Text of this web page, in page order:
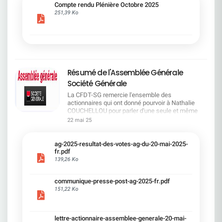
cadre du dialogue social.Bonne lecture !
Compte rendu Plénière Octobre 2025
251,39 Ko
Résumé de l'Assemblée Générale
Société Générale
La CFDT-SG remercie l'ensemble des
actionnaires qui ont donné pourvoir à Nathalie
COUCHELLOU pour parler d'une seule et même
voix.L'assemblée Générale s'est ouverte avec 4
souligné la forte amélioration en 2024 de tous les
facteurs financiers et le premier trimestre 2025
encourageant.Le Directeur Général, Slawomir
solide. Etre une banque simple et intégrée. Etre
une banque efficace. Etre une banque rentable. Le
22 mai 25
ag-2025-resultat-des-votes-ag-du-20-mai-2025-
fr.pdf
139,26 Ko
communique-presse-post-ag-2025-fr.pdf
151,22 Ko
lettre-actionnaire-assemblee-generale-20-mai-